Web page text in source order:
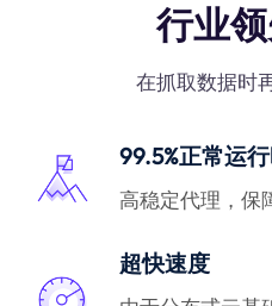
行业
在抓取数据时
99.5%正常运
高稳定代理，保
超快速度